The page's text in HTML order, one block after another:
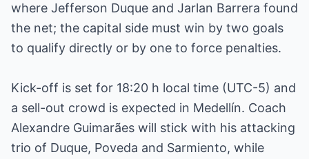
where Jefferson Duque and Jarlan Barrera found
the net; the capital side must win by two goals
to qualify directly or by one to force penalties.
Kick-off is set for 18:20 h local time (UTC-5) and
a sell-out crowd is expected in Medellín. Coach
Alexandre Guimarães will stick with his attacking
trio of Duque, Poveda and Sarmiento, while